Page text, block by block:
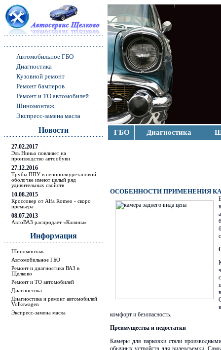
Автомобильное ГБО
Диагностика
Кузовной ремонт
Ремонт бамперов
Ремонт и ТО автомобилей
Шиномонтаж
Экспресс-замена масла
Новости
27.02.2017
Эль Ниньо повлияет на
производство автообуви
27.12.2016
Трубы ППУ в пенополиуретановой
оболочке имеют целый ряд
удивительных свойств
10.08.2015
Кроссовер от Alfa Romeo - скоро
премьера
08.07.2013
АвтоВАЗ распродает «Калины»
Информация
Шиномонтаж
Автомобильное ГБО
Ремонт и диагностика ВАЗ в
Щелково
Ремонт и ТО автомобилей
Диагностика
Диагностика и ремонт автомобилей
Volkswagen
Экспресс-замена масла
ГБО Диагностика
ОСОБЕННОСТИ ПРИМЕНЕНИЯ
комфорт и безопасность.
Преимущества и недостатки
Камеры для парковки стали
обычных устройств для видеосъемки.